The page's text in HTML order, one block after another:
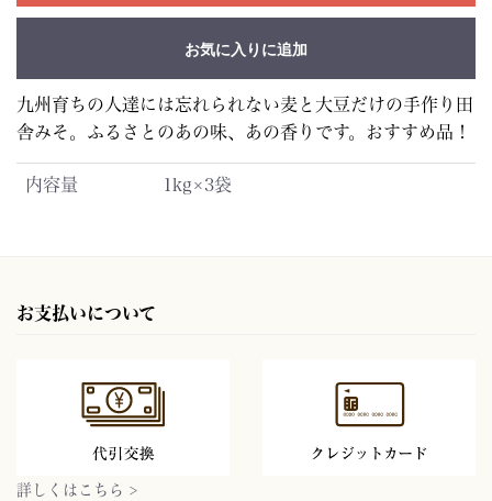
お気に入りに追加
九州育ちの人達には忘れられない麦と大豆だけの手作り田
舎みそ。ふるさとのあの味、あの香りです。おすすめ品！
内容量 1kg×3袋
お支払いについて
詳しくはこちら >